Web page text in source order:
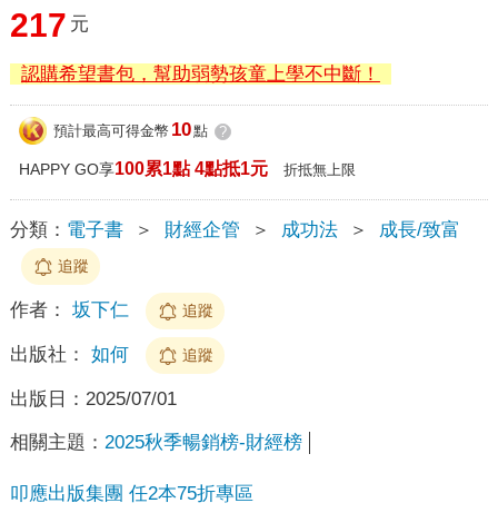
217 元
認購希望書包，幫助弱勢孩童上學不中斷！
預計最高可得金幣 10點 ?
HAPPY GO享100累1點 4點抵1元 折抵無上限
分類： 電子書 ＞ 財經企管 ＞ 成功法 ＞ 成長/致富
追蹤
作者： 坂下仁 追蹤
出版社： 如何 追蹤
出版日： 2025/07/01
相關主題： 2025秋季暢銷榜-財經榜
叩應出版集團 任2本75折專區